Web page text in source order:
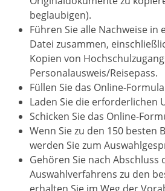
beglaubigen).
Führen Sie alle Nachweise in
Datei zusammen,
Kopien von
Personalausweis/Reisepass.
Füllen Sie das Online-
Laden Sie die erforderlichen
Schicken Sie das Online-
Wenn Sie zu den 150 besten
werden Sie zum
Gehören Sie nach Abschluss
Auswahlverfahrens zu den